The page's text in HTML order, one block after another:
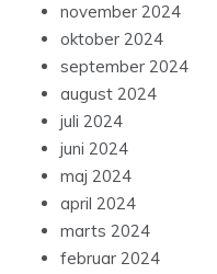
november 2024
oktober 2024
september 2024
august 2024
juli 2024
juni 2024
maj 2024
april 2024
marts 2024
februar 2024